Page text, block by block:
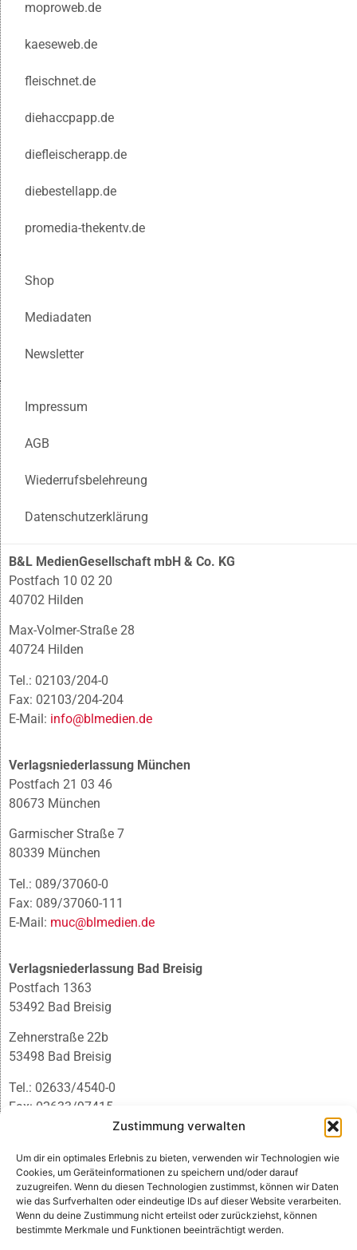
Zustimmung verwalten
Um dir ein optimales Erlebnis zu bieten, verwenden wir Technologien wie
Cookies, um Geräteinformationen zu speichern und/oder darauf
zuzugreifen. Wenn du diesen Technologien zustimmst, können wir Daten
wie das Surfverhalten oder eindeutige IDs auf dieser Website verarbeiten.
Wenn du deine Zustimmung nicht erteilst oder zurückziehst, können
bestimmte Merkmale und Funktionen beeinträchtigt werden.
moproweb.de
kaeseweb.de
fleischnet.de
diehaccpapp.de
diefleischerapp.de
diebestellapp.de
promedia-thekentv.de
Shop
Mediadaten
Newsletter
Impressum
AGB
Wiederrufsbelehreung
Datenschutzerklärung
B&L MedienGesellschaft mbH & Co. KG
Postfach 10 02 20
40702 Hilden
Max-Volmer-Straße 28
40724 Hilden
Tel.: 02103/204-0
Fax: 02103/204-204
E-Mail: info@blmedien.de
Verlagsniederlassung München
Postfach 21 03 46
80673 München
Garmischer Straße 7
80339 München
Tel.: 089/37060-0
Fax: 089/37060-111
E-Mail: muc@blmedien.de
Verlagsniederlassung Bad Breisig
Postfach 1363
53492 Bad Breisig
Zehnerstraße 22b
53498 Bad Breisig
Tel.: 02633/4540-0
Fax: 02633/97415
infobb@blmedien.de